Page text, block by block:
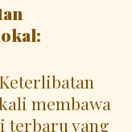
Keterlibatan
membawa
terbaru yang